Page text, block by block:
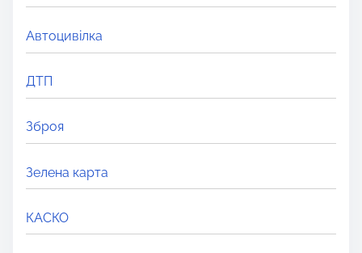
e
r
e
.
Автоцивілка
ДТП
Зброя
Зелена карта
КАСКО